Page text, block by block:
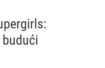
budući